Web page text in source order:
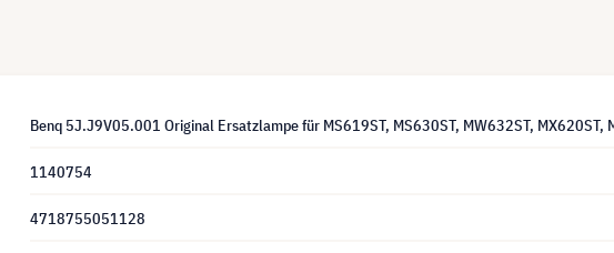
Benq 5J.J9V05.001 Original Ersatzlampe für MS619ST, MS630ST, MW632ST, MX620ST,
1140754
4718755051128